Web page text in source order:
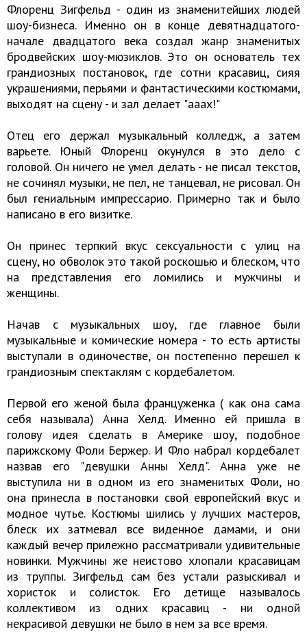
Флоренц Зигфельд - один из знаменитейших людей
шоу-бизнеса. Именно он в конце девятнадцатого-
начале двадцатого века создал жанр знаменитых
бродвейских шоу-мюзиклов. Это он основатель тех
грандиозных постановок, где сотни красавиц, сияя
украшениями, перьями и фантастическими костюмами,
выходят на сцену - и зал делает "ааах!"
Отец его держал музыкальный колледж, а затем
варьете. Юный Флоренц окунулся в это дело с
головой. Он ничего не умел делать - не писал текстов,
не сочинял музыки, не пел, не танцевал, не рисовал. Он
был гениальным импрессарио. Примерно так и было
написано в его визитке.
Он принес терпкий вкус сексуальности с улиц на
сцену, но обволок это такой роскошью и блеском, что
на представления его ломились и мужчины и
женщины.
Начав с музыкальных шоу, где главное были
музыкальные и комические номера - то есть артисты
выступали в одиночестве, он постепенно перешел к
грандиозным спектаклям с кордебалетом.
Первой его женой была француженка ( как она сама
себя называла) Анна Хелд. Именно ей пришла в
голову идея сделать в Америке шоу, подобное
парижскому Фоли Бержер. И Фло набрал кордебалет
назвав его "девушки Анны Хелд". Анна уже не
выступила ни в одном из его знаменитых Фоли, но
она принесла в постановки свой европейский вкус и
модное чутье. Костюмы шились у лучших мастеров,
блеск их затмевал все виденное дамами, и они
каждый вечер прилежно рассматривали удивительные
новинки. Мужчины же неистово хлопали красавицам
из труппы. Зигфельд сам без устали разыскивал и
хористок и солисток. Его детище называлось
коллективом из одних красавиц - ни одной
некрасивой девушки не было в нем за все время.